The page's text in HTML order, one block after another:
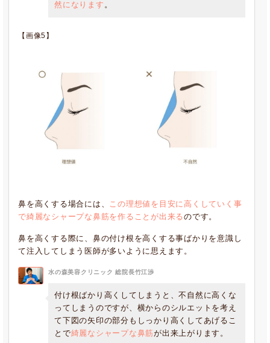
然になります 。
【画像5】
鼻を高くする場合には、 この理想値を目安に高くしていく事
で綺麗なシャープな鼻筋を作ることが出来るのです。
鼻を高くする際に、鼻の付け根を高くする事ばかりを意識し
て注入してしまう医師が多いように思えます。
水の森美容クリニック 総院長竹江渉
付け根ばかり高くしてしまうと、不自然に高くな
ってしまうのですが、横からのシルエットを考え
て下図の矢印の部分もしっかり高くしてあげるこ
とで綺麗なシャープな鼻筋が出来上がります。